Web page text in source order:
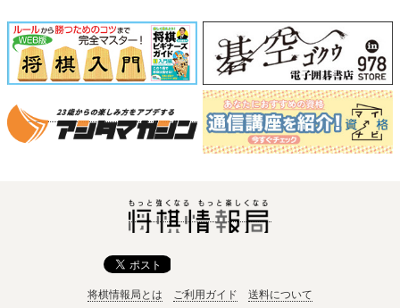
将棋情報局とは ご利用ガイド 送料について